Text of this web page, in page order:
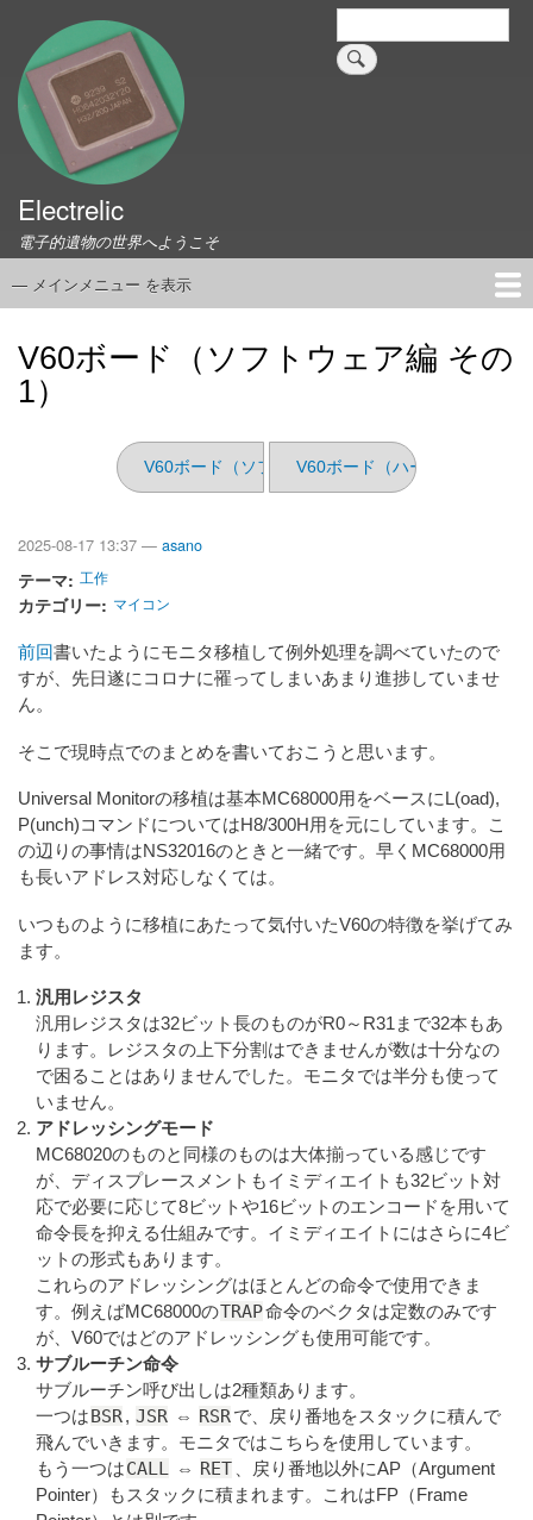
検
索
Electrelic
電子的遺物の世界へようこそ
メ
ン
— メインメニュー を表示
EMILY Board
Universal Monitor
コネクタ資料集
このサイトについて
V60ボード（ソフトウェア編 その
1）
V60ボード（ソフトウェア編 その2）
V60ボード（ハードウェア編）
2025-08-17 13:37 — asano
テーマ 工作
カテゴリー マイコン
前回書いたようにモニタ移植して例外処理を調べていたので
すが、先日遂にコロナに罹ってしまいあまり進捗していませ
ん。
そこで現時点でのまとめを書いておこうと思います。
Universal Monitorの移植は基本MC68000用をベースにL(oad),
P(unch)コマンドについてはH8/300H用を元にしています。こ
の辺りの事情はNS32016のときと一緒です。早くMC68000用
も長いアドレス対応しなくては。
いつものように移植にあたって気付いたV60の特徴を挙げてみ
ます。
汎用レジスタ
汎用レジスタは32ビット長のものがR0～R31まで32本もあ
ります。レジスタの上下分割はできませんが数は十分なの
で困ることはありませんでした。モニタでは半分も使って
いません。
アドレッシングモード
MC68020のものと同様のものは大体揃っている感じです
が、ディスプレースメントもイミディエイトも32ビット対
応で必要に応じて8ビットや16ビットのエンコードを用いて
命令長を抑える仕組みです。イミディエイトにはさらに4ビ
ットの形式もあります。
これらのアドレッシングはほとんどの命令で使用できま
す。例えばMC68000のTRAP命令のベクタは定数のみです
が、V60ではどのアドレッシングも使用可能です。
サブルーチン命令
サブルーチン呼び出しは2種類あります。
一つは BSR, JSR ⇔ RSRで、戻り番地をスタックに積んで
飛んでいきます。モニタではこちらを使用しています。
もう一つはCALL ⇔ RET 、戻り番地以外にAP（Argument
Pointer）もスタックに積まれます。これはFP（Frame